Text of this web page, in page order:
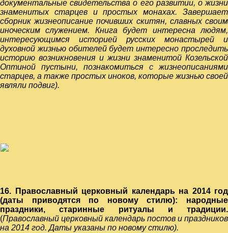
документальные свидетельства о его развитии, о жизни
знаменитых старцев и простых монахах. Завершает
сборник жизнеописание почивших скитян, славных своим
иноческим служением. Книга будет интересна людям,
интересующимся историей русских монастырей и
духовной жизнью обителей будет интересно проследить
историю возникновения и жизни знаменитой Козельской
Оптиной пустыни, познакомиться с жизнеописаниями
старцев, а также простых иноков, которые жизнью своей
являли подвиг).
16. Православный церковный календарь на 2014 год
(даты приводятся по новому стилю): народные
праздники, старинные ритуалы и традиции.
(Православный церковный календарь постов и праздников
на 2014 год. Даты указаны по новомустилю).